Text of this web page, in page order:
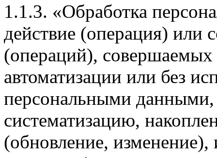
1.1.3. «Обработка
действие (операция) или
(операций), совершаемых
автоматизации или без
персональными данными,
систематизацию,
(обновление, изменение),